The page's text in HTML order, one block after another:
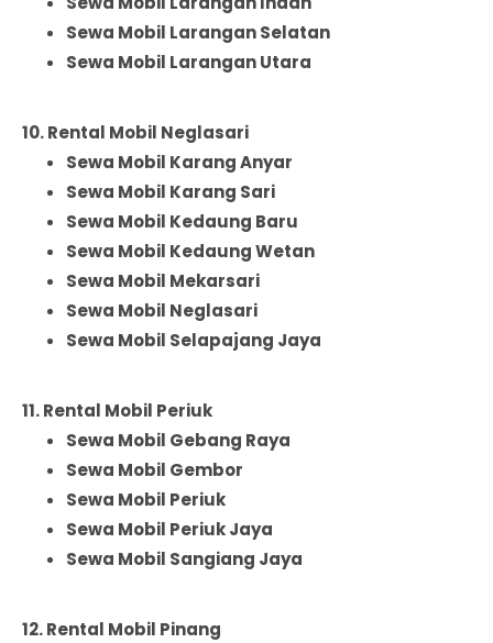
Sewa Mobil Larangan Selatan
Sewa Mobil Larangan Utara
10. Rental Mobil Neglasari
Sewa Mobil Karang Anyar
Sewa Mobil Karang Sari
Sewa Mobil Kedaung Baru
Sewa Mobil Kedaung Wetan
Sewa Mobil Mekarsari
Sewa Mobil Neglasari
Sewa Mobil Selapajang Jaya
11. Rental Mobil Periuk
Sewa Mobil Gebang Raya
Sewa Mobil Gembor
Sewa Mobil Periuk
Sewa Mobil Periuk Jaya
Sewa Mobil Sangiang Jaya
12. Rental Mobil Pinang